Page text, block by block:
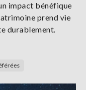
impact bénéfique
prend vie
durablement.